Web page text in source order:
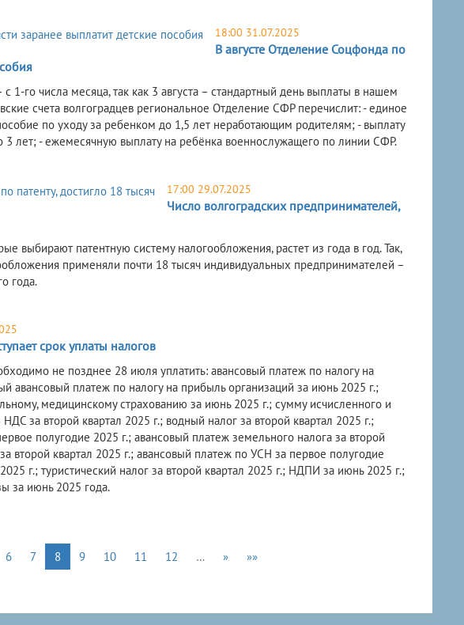
18:00 31.07.2025
В августе Отделение Соцфонда по
1-го числа месяца, так как 3 августа – стандартный день выплаты в нашем
счета волгоградцев региональное Отделение СФР перечислит: - единое
по уходу за ребенком до 1,5 лет неработающим родителям; - выплату
лет; - ежемесячную выплату на ребёнка военнослужащего по линии СФР.
17:00 29.07.2025
Число волгоградских предпринимателей,
выбирают патентную систему налогообложения, растет из года в год. Так,
применяли почти 18 тысяч индивидуальных предпринимателей –
года.
срок уплаты налогов
не позднее 28 июля уплатить: авансовый платеж по налогу на
авансовый платеж по налогу на прибыль организаций за июнь 2025 г.;
медицинскому страхованию за июнь 2025 г.; сумму исчисленного и
за второй квартал 2025 г.; водный налог за второй квартал 2025 г.;
полугодие 2025 г.; авансовый платеж земельного налога за второй
второй квартал 2025 г.; авансовый платеж по УСН за первое полугодие
г.; туристический налог за второй квартал 2025 г.; НДПИ за июнь 2025 г.;
за июнь 2025 года.
6 7 8 9 10 11 12 … » »»